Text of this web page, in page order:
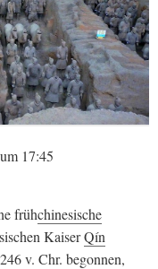
17:45
frühchinesische
KaiserQín
v. Chr. begonnen,